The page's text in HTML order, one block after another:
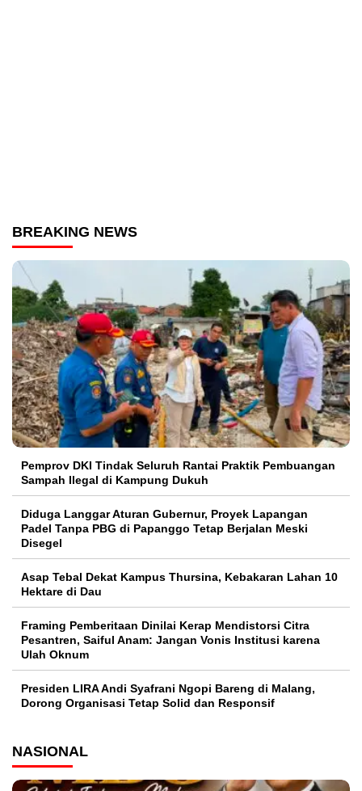
BREAKING NEWS
Pemprov DKI Tindak Seluruh Rantai Praktik Pembuangan
Sampah Ilegal di Kampung Dukuh
Diduga Langgar Aturan Gubernur, Proyek Lapangan
Padel Tanpa PBG di Papanggo Tetap Berjalan Meski
Disegel
Asap Tebal Dekat Kampus Thursina, Kebakaran Lahan 10
Hektare di Dau
Framing Pemberitaan Dinilai Kerap Mendistorsi Citra
Pesantren, Saiful Anam: Jangan Vonis Institusi karena
Ulah Oknum
Presiden LIRA Andi Syafrani Ngopi Bareng di Malang,
Dorong Organisasi Tetap Solid dan Responsif
NASIONAL